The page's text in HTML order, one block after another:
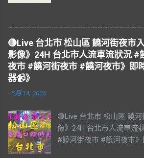
#LIVE #直播 #即時路況
源：台北市政府交通局 交
🔴Live 台北市 松山區 饒河街夜市
影像》24H 台北市人流車流狀況 #
夜市 #饒河街夜市 #饒河夜市》即
器📹》
- 5月 14, 2025
🔴Live 台北市 松山區 饒
像》24H 台北市人流車流
#饒河街夜市 #饒河夜市